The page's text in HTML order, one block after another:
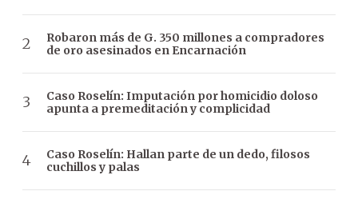
Robaron más de G. 350 millones a compradores
de oro asesinados en Encarnación
Caso Roselín: Imputación por homicidio doloso
apunta a premeditación y complicidad
Caso Roselín: Hallan parte de un dedo, filosos
cuchillos y palas